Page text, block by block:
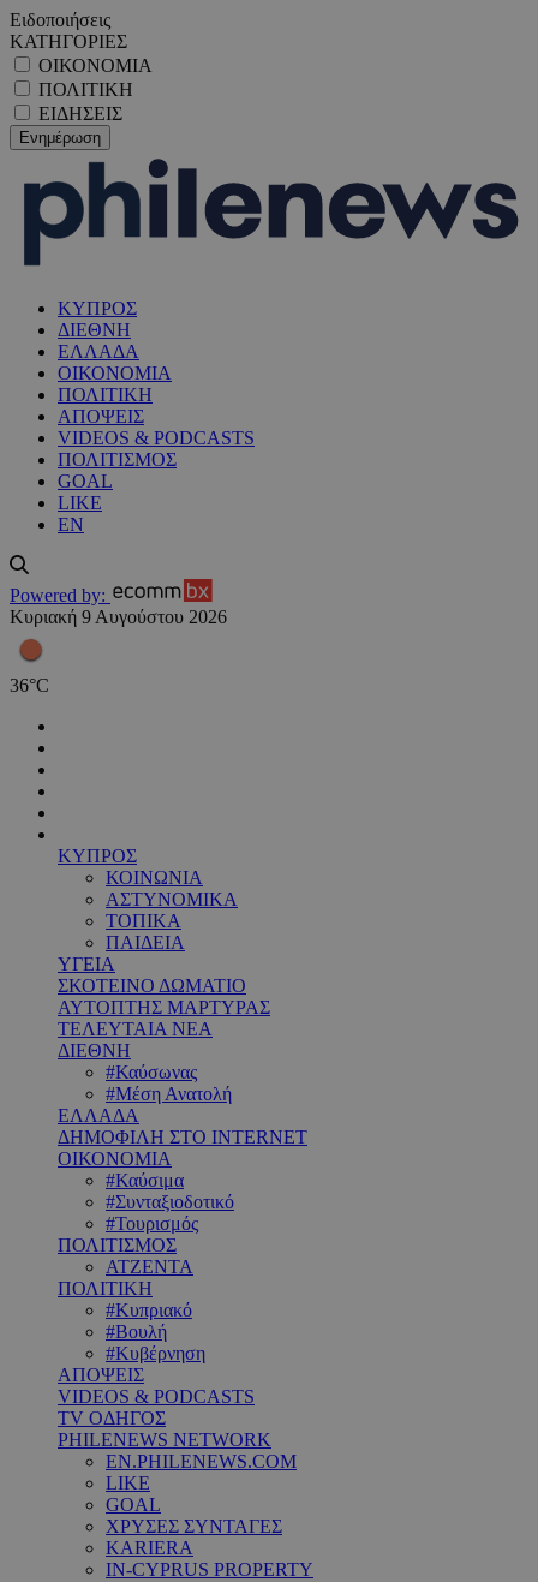
Ειδοποιήσεις
ΚΑΤΗΓΟΡΙΕΣ
ΟΙΚΟΝΟΜΙΑ
ΠΟΛΙΤΙΚΗ
ΕΙΔΗΣΕΙΣ
ΚΥΠΡΟΣ
ΔΙΕΘΝΗ
ΕΛΛΑΔΑ
ΟΙΚΟΝΟΜΙΑ
ΠΟΛΙΤΙΚΗ
ΑΠΟΨΕΙΣ
VIDEOS & PODCASTS
ΠΟΛΙΤΙΣΜΟΣ
GOAL
LIKE
EN
Powered by:
Κυριακή 9 Αυγούστου 2026
36°C
ΚΥΠΡΟΣ
ΚΟΙΝΩΝΙΑ
ΑΣΤΥΝΟΜΙΚΑ
ΤΟΠΙΚΑ
ΠΑΙΔΕΙΑ
ΥΓΕΙΑ
ΣΚΟΤΕΙΝΟ ΔΩΜΑΤΙΟ
ΑΥΤΟΠΤΗΣ ΜΑΡΤΥΡΑΣ
ΤΕΛΕΥΤΑΙΑ ΝΕΑ
ΔΙΕΘΝΗ
#Καύσωνας
#Μέση Ανατολή
ΕΛΛΑΔΑ
ΔΗΜΟΦΙΛΗ ΣΤΟ INTERNET
ΟΙΚΟΝΟΜΙΑ
#Καύσιμα
#Συνταξιοδοτικό
#Τουρισμός
ΠΟΛΙΤΙΣΜΟΣ
ΑΤΖΕΝΤΑ
ΠΟΛΙΤΙΚΗ
#Κυπριακό
#Βουλή
#Κυβέρνηση
ΑΠΟΨΕΙΣ
VIDEOS & PODCASTS
TV ΟΔΗΓΟΣ
PHILENEWS NETWORK
EN.PHILENEWS.COM
LIKE
GOAL
ΧΡΥΣΕΣ ΣΥΝΤΑΓΕΣ
KARIERA
IN-CYPRUS PROPERTY